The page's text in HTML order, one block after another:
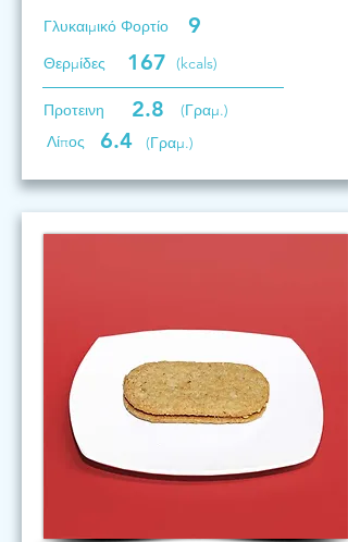
Γλυκαιμικό Φορτίο 9
Θερμίδες 167 (kcals)
Προτεινη 2.8
(Γραμ.)
Λίπος
6.4 (Γραμ.)